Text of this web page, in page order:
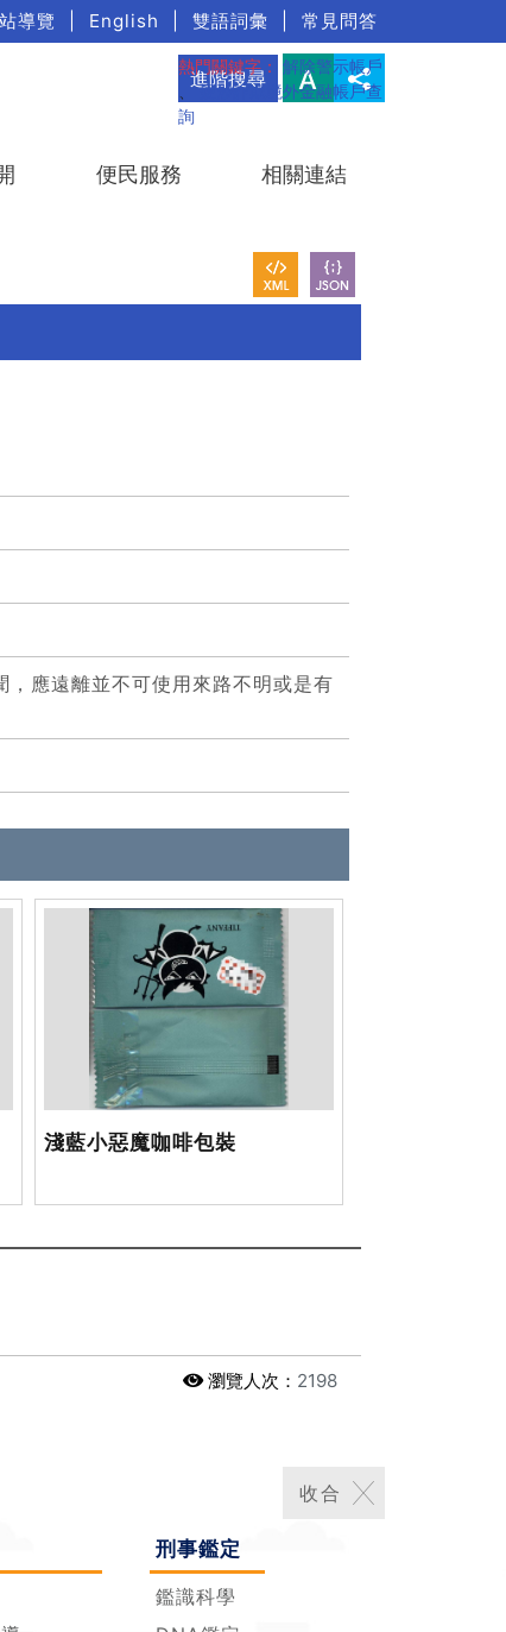
導覽 English 雙語詞彙 常見問答
進階搜尋
熱門關鍵字： 解除警示帳戶
、疑涉詐欺境外金融帳戶查
詢
便民服務 相關連結
應遠離並不可使用來路不明或是有
淺藍小惡魔咖啡包裝
瀏覽人次： 2198
刑事鑑定
鑑識科學